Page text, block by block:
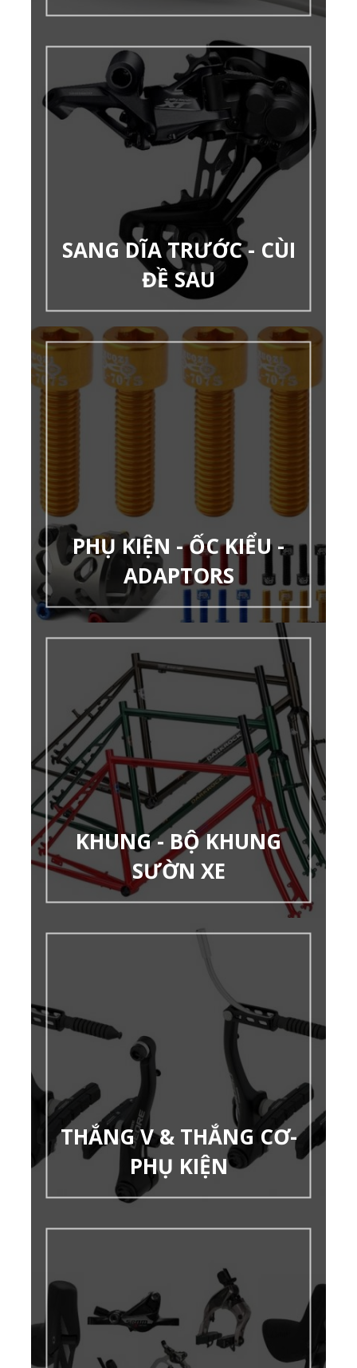
SANG DĨA TRƯỚC - CÙI
ĐỀ SAU
PHỤ KIỆN - ỐC KIỂU -
ADAPTORS
KHUNG - BỘ KHUNG
SƯỜN XE
THẮNG V & THẮNG CƠ-
PHỤ KIỆN